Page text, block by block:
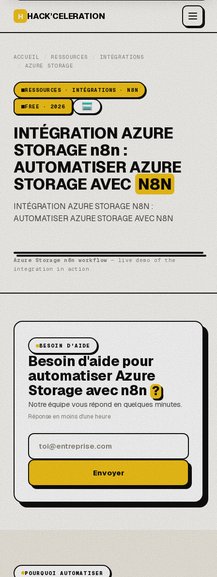
H HACK'CELERATION
ACCUEIL / RESSOURCES /
INTÉGRATIONS
/
AZURE STORAGE
RESSOURCES · INTÉGRATIONS · N8N
FREE · 2026
INTÉGRATION AZURE
STORAGE n8n :
AUTOMATISER AZURE
STORAGE AVEC N8N
INTÉGRATION AZURE STORAGE N8N :
AUTOMATISER AZURE STORAGE AVEC N8N
Azure Storage n8n workflow — live demo of the
integration in action.
BESOIN D'AIDE
Besoin d'aide pour
automatiser Azure
Storage avec n8n ?
Notre équipe vous répond en quelques minutes.
Réponse en moins d'une heure
Envoyer
POURQUOI AUTOMATISER